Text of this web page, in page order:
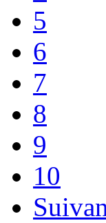
5
6
7
8
9
10